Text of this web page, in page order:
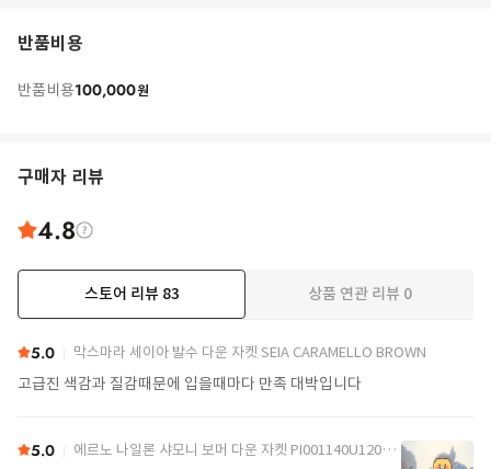
반품비용
반품비용100,000원
구매자 리뷰
4.8
스토어 리뷰 83 상품 연관 리뷰 0
5.0 막스마라 세이아 발수 다운 자켓 SEIA CARAMELLO BROWN
고급진 색감과 질감때문에 입을때마다 만족 대박입니다
5.0 에르노 나일론 샤모니 보머 다운 자켓 PI001140U12004Z 9389 Black